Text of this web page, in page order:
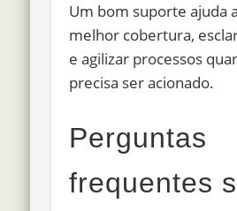
Um bom suporte ajuda
melhor cobertura,
e agilizar processos
precisa ser acionado.
Perguntas
frequentes